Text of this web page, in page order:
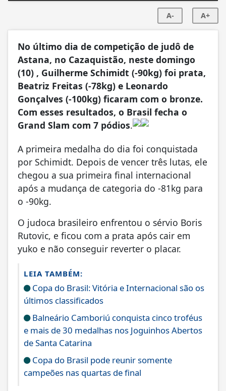
A- A+
No último dia de competição de judô de
Astana, no Cazaquistão, neste domingo
(10) , Guilherme Schimidt (-90kg) foi prata,
Beatriz Freitas (-78kg) e Leonardo
Gonçalves (-100kg) ficaram com o bronze.
Com esses resultados, o Brasil fecha o
Grand Slam com 7 pódios.
A primeira medalha do dia foi conquistada
por Schimidt. Depois de vencer três lutas, ele
chegou a sua primeira final internacional
após a mudança de categoria do -81kg para
o -90kg.
O judoca brasileiro enfrentou o sérvio Boris
Rutovic, e ficou com a prata após cair em
yuko e não conseguir reverter o placar.
LEIA TAMBÉM:
Copa do Brasil: Vitória e Internacional são os
últimos classificados
Balneário Camboriú conquista cinco troféus
e mais de 30 medalhas nos Joguinhos Abertos
de Santa Catarina
Copa do Brasil pode reunir somente
campeões nas quartas de final